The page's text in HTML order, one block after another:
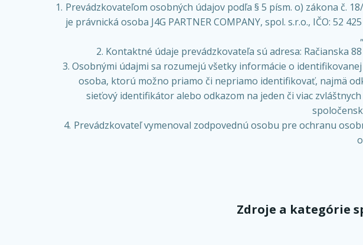
Prevádzkovateľom osobných údajov podľa § 5 písm. o) zákona č.
je právnická osoba J4G PARTNER COMPANY, spol. s.r.o., IČO: 52
„
Kontaktné údaje prevádzkovateľa sú adresa: Račianska
Osobnými údajmi sa rozumejú všetky informácie o
osoba, ktorú možno priamo či nepriamo identifikovať, najmä
sieťový identifikátor alebo odkazom na jeden či viac
Prevádzkovateľ vymenoval zodpovednú osobu pre ochranu
Zdroje a kategórie